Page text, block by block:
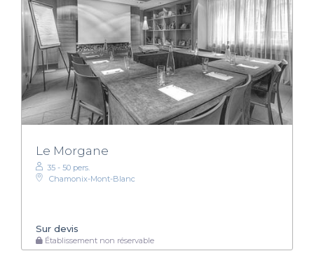
Le Morgane
35 - 50 pers.
Chamonix-Mont-Blanc
Sur devis
Établissement non réservable